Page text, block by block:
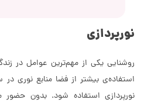
نورپردازی
روشنایی یکی از مهم‌ترین عوامل در
استفاده‌ی بیشتر از فضا منابع نوری
نورپردازی استفاده شود. بدون